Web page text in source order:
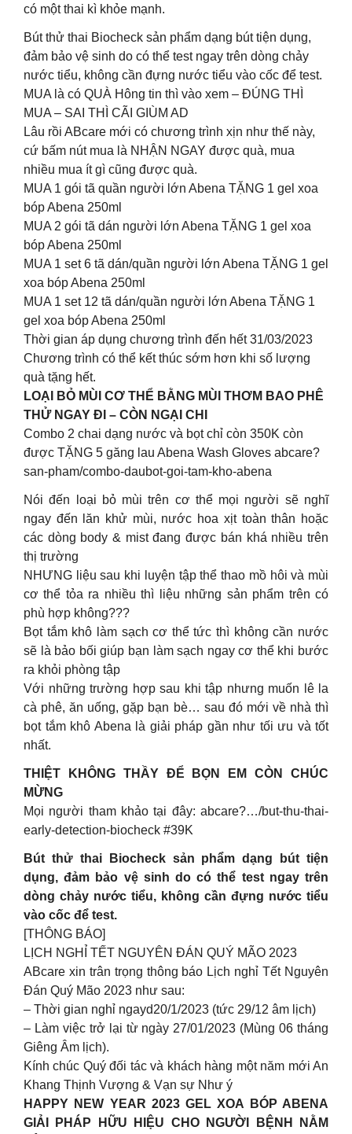
có một thai kì khỏe mạnh.
Bút thử thai Biocheck sản phẩm dạng bút tiện dụng,
đảm bảo vệ sinh do có thể test ngay trên dòng chảy
nước tiểu, không cần đựng nước tiểu vào cốc để test.
MUA là có QUÀ Hông tin thì vào xem – ĐÚNG THÌ
MUA – SAI THÌ CÃI GIÙM AD
Lâu rồi ABcare mới có chương trình xịn như thế này,
cứ bấm nút mua là NHẬN NGAY được quà, mua
nhiều mua ít gì cũng được quà.
MUA 1 gói tã quần người lớn Abena TẶNG 1 gel xoa
bóp Abena 250ml
MUA 2 gói tã dán người lớn Abena TẶNG 1 gel xoa
bóp Abena 250ml
MUA 1 set 6 tã dán/quần người lớn Abena TẶNG 1 gel
xoa bóp Abena 250ml
MUA 1 set 12 tã dán/quần người lớn Abena TẶNG 1
gel xoa bóp Abena 250ml
Thời gian áp dụng chương trình đến hết 31/03/2023
Chương trình có thể kết thúc sớm hơn khi số lượng
quà tặng hết.
LOẠI BỎ MÙI CƠ THỂ BẰNG MÙI THƠM BAO PHÊ
THỬ NGAY ĐI – CÒN NGẠI CHI
Combo 2 chai dạng nước và bọt chỉ còn 350K còn
được TẶNG 5 găng lau Abena Wash Gloves abcare?
san-pham/combo-daubot-goi-tam-kho-abena
Nói đến loại bỏ mùi trên cơ thể mọi người sẽ nghĩ
ngay đến lăn khử mùi, nước hoa xịt toàn thân hoặc
các dòng body & mist đang được bán khá nhiều trên
thị trường
NHƯNG liệu sau khi luyện tập thể thao mồ hôi và mùi
cơ thể tỏa ra nhiều thì liệu những sản phẩm trên có
phù hợp không???
Bọt tắm khô làm sạch cơ thể tức thì không cần nước
sẽ là bảo bối giúp bạn làm sạch ngay cơ thể khi bước
ra khỏi phòng tập
Với những trường hợp sau khi tập nhưng muốn lê la
cà phê, ăn uống, gặp bạn bè… sau đó mới về nhà thì
bọt tắm khô Abena là giải pháp gần như tối ưu và tốt
nhất.
THIỆT KHÔNG THẦY ĐỂ BỌN EM CÒN CHÚC
MỪNG
Mọi người tham khảo tại đây: abcare?…/but-thu-thai-
early-detection-biocheck #39K
Bút thử thai Biocheck sản phẩm dạng bút tiện
dụng, đảm bảo vệ sinh do có thể test ngay trên
dòng chảy nước tiểu, không cần đựng nước tiểu
vào cốc để test.
[THÔNG BÁO]
LỊCH NGHỈ TẾT NGUYÊN ĐÁN QUÝ MÃO 2023
ABcare xin trân trọng thông báo Lịch nghỉ Tết Nguyên
Đán Quý Mão 2023 như sau:
– Thời gian nghỉ ngayd20/1/2023 (tức 29/12 âm lịch)
– Làm việc trở lại từ ngày 27/01/2023 (Mùng 06 tháng
Giêng Âm lịch).
Kính chúc Quý đối tác và khách hàng một năm mới An
Khang Thịnh Vượng & Vạn sự Như ý
HAPPY NEW YEAR 2023 GEL XOA BÓP ABENA
GIẢI PHÁP HỮU HIỆU CHO NGƯỜI BỆNH NẰM